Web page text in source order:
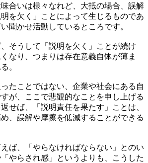
合いは様々なれど、大抵の場合、誤解
を欠く」ことによって生じるものであ
聞かせ活動しているところです。
そうして「説明を欠く」ことが続け
なり、つまりは存在意義自体が薄ま
。
たことではない、企業や社会にある自
が、ここで悲観的なことを申し上げる
せば、「説明責任を果たす」ことは、
、誤解や摩擦を低減することができる
ば、「やらなければならない」とのい
やらされ感」というよりも、こうした